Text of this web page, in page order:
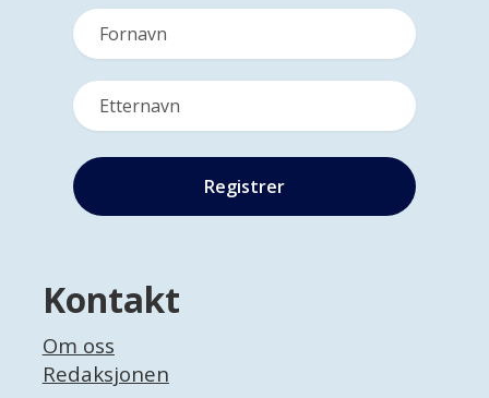
Kontakt
Om oss
Redaksjonen